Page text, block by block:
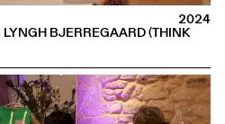
BJERREGAARD (THINK
2024